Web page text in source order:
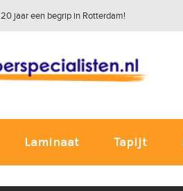
jaar een begrip in Rotterdam!
Laminaat Tapijt